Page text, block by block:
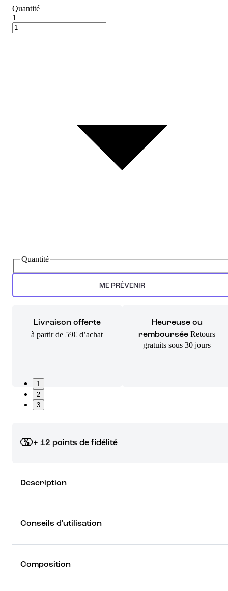
Quantité
1
Quantité
ME PRÉVENIR
Livraison offerte
à partir de 59€ d’achat
Heureuse ou
remboursée Retours
gratuits sous 30 jours
1
2
3
+ 12 points de fidélité
rêver !
Découvrez les récompenses
Description
Conseils d'utilisation
Composition